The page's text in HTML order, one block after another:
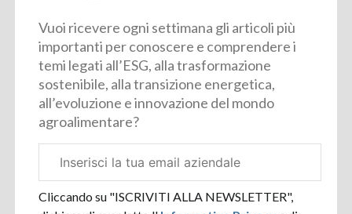
Vuoi ricevere ogni settimana gli articoli più
importanti per conoscere e comprendere i
temi legati all’ESG, alla trasformazione
sostenibile, alla transizione energetica,
all’evoluzione e innovazione del mondo
agroalimentare?
aziendale
Cliccando su "ISCRIVITI ALLA NEWSLETTER",